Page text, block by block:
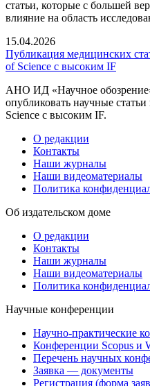
статьи, которые с большей
влияние на область
15.04.2026
Публикация медицинских
of Science с высоким IF
АНО ИД «Научное
опубликовать научные
Science с высоким IF.
О редакции
Контакты
Наши журналы
Наши видеоматериалы
Политика
Об издательском доме
О редакции
Контакты
Наши журналы
Наши видеоматериалы
Политика
Научные конференции
Научно-практические
Конференции Scopus и
Перечень научных
Заявка — документы
Регистрация (форма